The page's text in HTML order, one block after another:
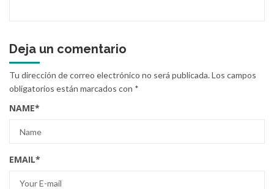
Deja un comentario
Tu dirección de correo electrónico no será publicada.Los campos
obligatorios están marcados con *
NAME*
EMAIL*